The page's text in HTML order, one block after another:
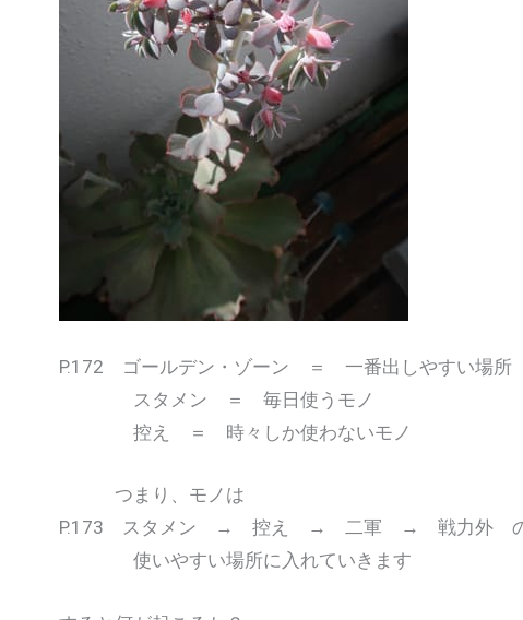
P.172 ゴールデン・ゾーン ＝ 一番出しやすい場所
スタメン ＝ 毎日使うモノ
控え ＝ 時々しか使わないモノ
つまり、モノは
P.173 スタメン → 控え → 二軍 → 戦力外 の
使いやすい場所に入れていきます